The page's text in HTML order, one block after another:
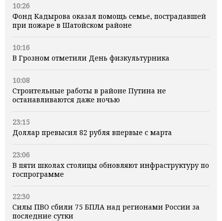
10:26
Фонд Кадырова оказал помощь семье, пострадавшей
при пожаре в Шатойском районе
10:16
В Грозном отметили День физкультурника
10:08
Строительные работы в районе Путина не
останавливаются даже ночью
23:15
Доллар превысил 82 рубля впервые с марта
23:06
В пяти школах столицы обновляют инфраструктуру по
госпрограмме
22:30
Силы ПВО сбили 75 БПЛА над регионами России за
последние сутки